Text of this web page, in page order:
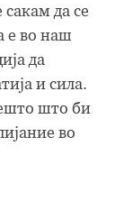
да се
е во наш
да
и сила.
што би
во